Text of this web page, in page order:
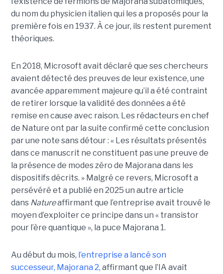
du nom du physicien italien qui les a proposés pour la
première fois en 1937. À ce jour, ils restent purement
théoriques.
En 2018, Microsoft avait déclaré que ses chercheurs
avaient détecté des preuves de leur existence, une
avancée apparemment majeure qu’il a été contraint
de retirer lorsque la validité des données a été
remise en cause avec raison. Les rédacteurs en chef
de Nature ont par la suite confirmé cette conclusion
par une note sans détour : « Les résultats présentés
dans ce manuscrit ne constituent pas une preuve de
la présence de modes zéro de Majorana dans les
dispositifs décrits. » Malgré ce revers, Microsoft a
persévéré et a publié en 2025 un autre article
dans Natureaffirmant que l’entreprise avait trouvé le
moyen d’exploiter ce principe dans un « transistor
pour l’ère quantique », la puce Majorana 1.
Au début du mois, l’entreprise a lancé son
successeur, Majorana 2, affirmant que l’IA avait